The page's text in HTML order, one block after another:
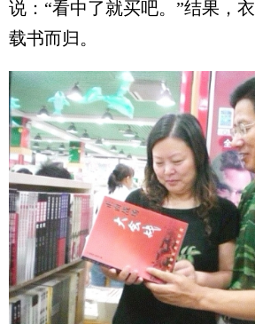
说：“看中了就买吧。”结果，
载书而归。